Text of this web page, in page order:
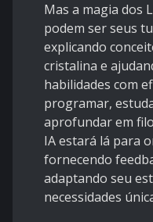
Mas a magia dos
podem ser seus
explicando
cristalina e
habilidades com
programar,
aprofundar em
IA estará lá para
fornecendo
adaptando seu
necessidades